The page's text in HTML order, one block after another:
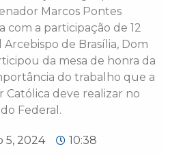
Marcos Pontes
com a participação de 12
Arcebispo de Brasília, Dom
da mesa de honra da
do trabalho que a
Católica deve realizar no
Federal.
5, 2024 10:38